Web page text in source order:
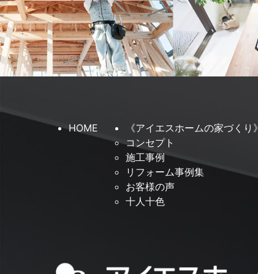
HOME
《アイエスホームの家づくり》
コンセプト
施工事例
リフォーム事例集
お客様の声
十人十色